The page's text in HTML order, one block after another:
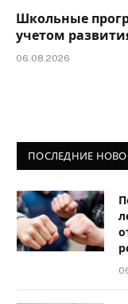
Школьные
учетом
06.08.2026
ПОСЛЕДНИЕ